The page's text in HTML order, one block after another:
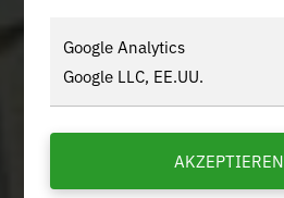
Google Analytics
Google LLC, EE.UU.
AKZEPTIEREN